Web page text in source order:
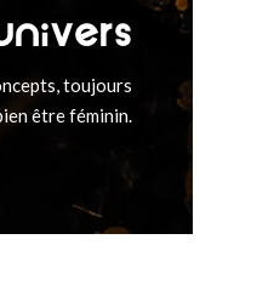
toujours
être féminin.